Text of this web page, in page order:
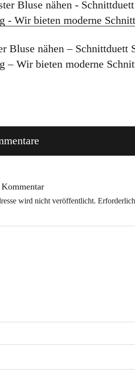
Bluse nähen –
– Wir bieten moderne
wird nicht veröffentlicht.